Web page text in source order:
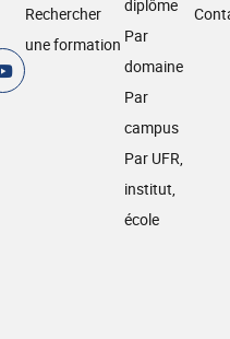
Rechercher
une formation
diplôme
Par
domaine
Par
campus
Par UFR,
institut,
école